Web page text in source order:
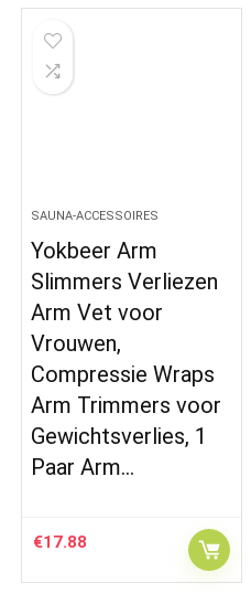
SAUNA-ACCESSOIRES
Yokbeer Arm
Slimmers Verliezen
Arm Vet voor
Vrouwen,
Compressie Wraps
Arm Trimmers voor
Gewichtsverlies, 1
Paar Arm…
€17.88